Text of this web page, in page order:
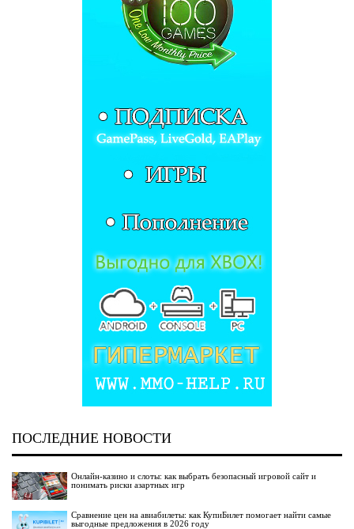
ПОСЛЕДНИЕ НОВОСТИ
Онлайн-казино и слоты: как выбрать безопасный игровой сайт и
понимать риски азартных игр
Сравнение цен на авиабилеты: как КупиБилет помогает найти самые
выгодные предложения в 2026 году